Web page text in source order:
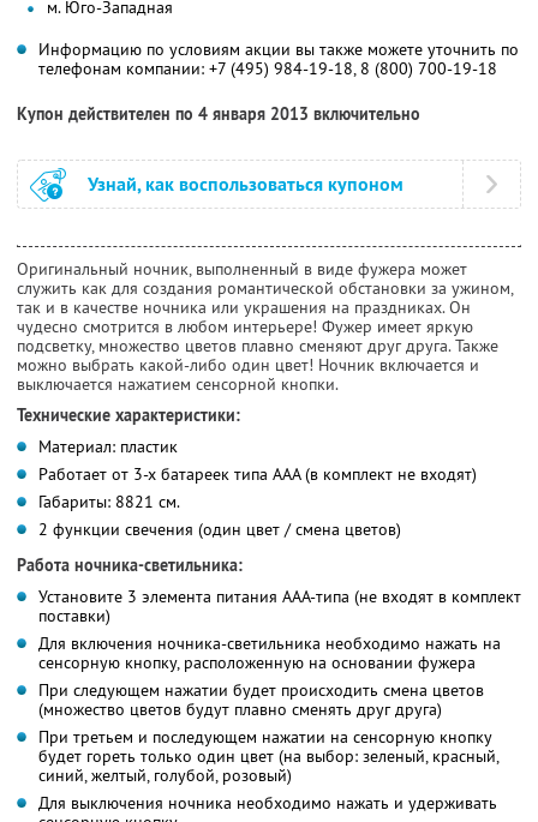
м. Юго-Западная
Информацию по условиям акции вы также можете уточнить по
телефонам компании: +7 (495) 984-19-18, 8 (800) 700-19-18
Купон действителен по 4 января 2013 включительно
Узнай, как воспользоваться купоном
Оригинальный ночник, выполненный в виде фужера может
служить как для создания романтической обстановки за ужином,
так и в качестве ночника или украшения на праздниках. Он
чудесно смотрится в любом интерьере! Фужер имеет яркую
подсветку, множество цветов плавно сменяют друг друга. Также
можно выбрать какой-либо один цвет! Ночник включается и
выключается нажатием сенсорной кнопки.
Технические характеристики:
Материал: пластик
Работает от 3-х батареек типа ААА (в комплект не входят)
Габариты: 8821 см.
2 функции свечения (один цвет / смена цветов)
Работа ночника-светильника:
Установите 3 элемента питания ААА-типа (не входят в комплект
поставки)
Для включения ночника-светильника необходимо нажать на
сенсорную кнопку, расположенную на основании фужера
При следующем нажатии будет происходить смена цветов
(множество цветов будут плавно сменять друг друга)
При третьем и последующем нажатии на сенсорную кнопку
будет гореть только один цвет (на выбор: зеленый, красный,
синий, желтый, голубой, розовый)
Для выключения ночника необходимо нажать и удерживать